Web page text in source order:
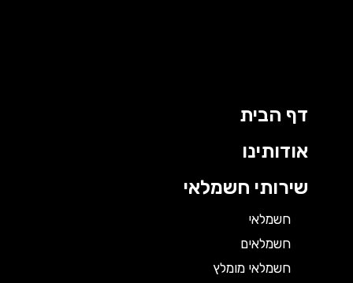
דף הבית
אודותינו
שירותי חשמלאי
חשמלאי
חשמלאים
חשמלאי מומלץ